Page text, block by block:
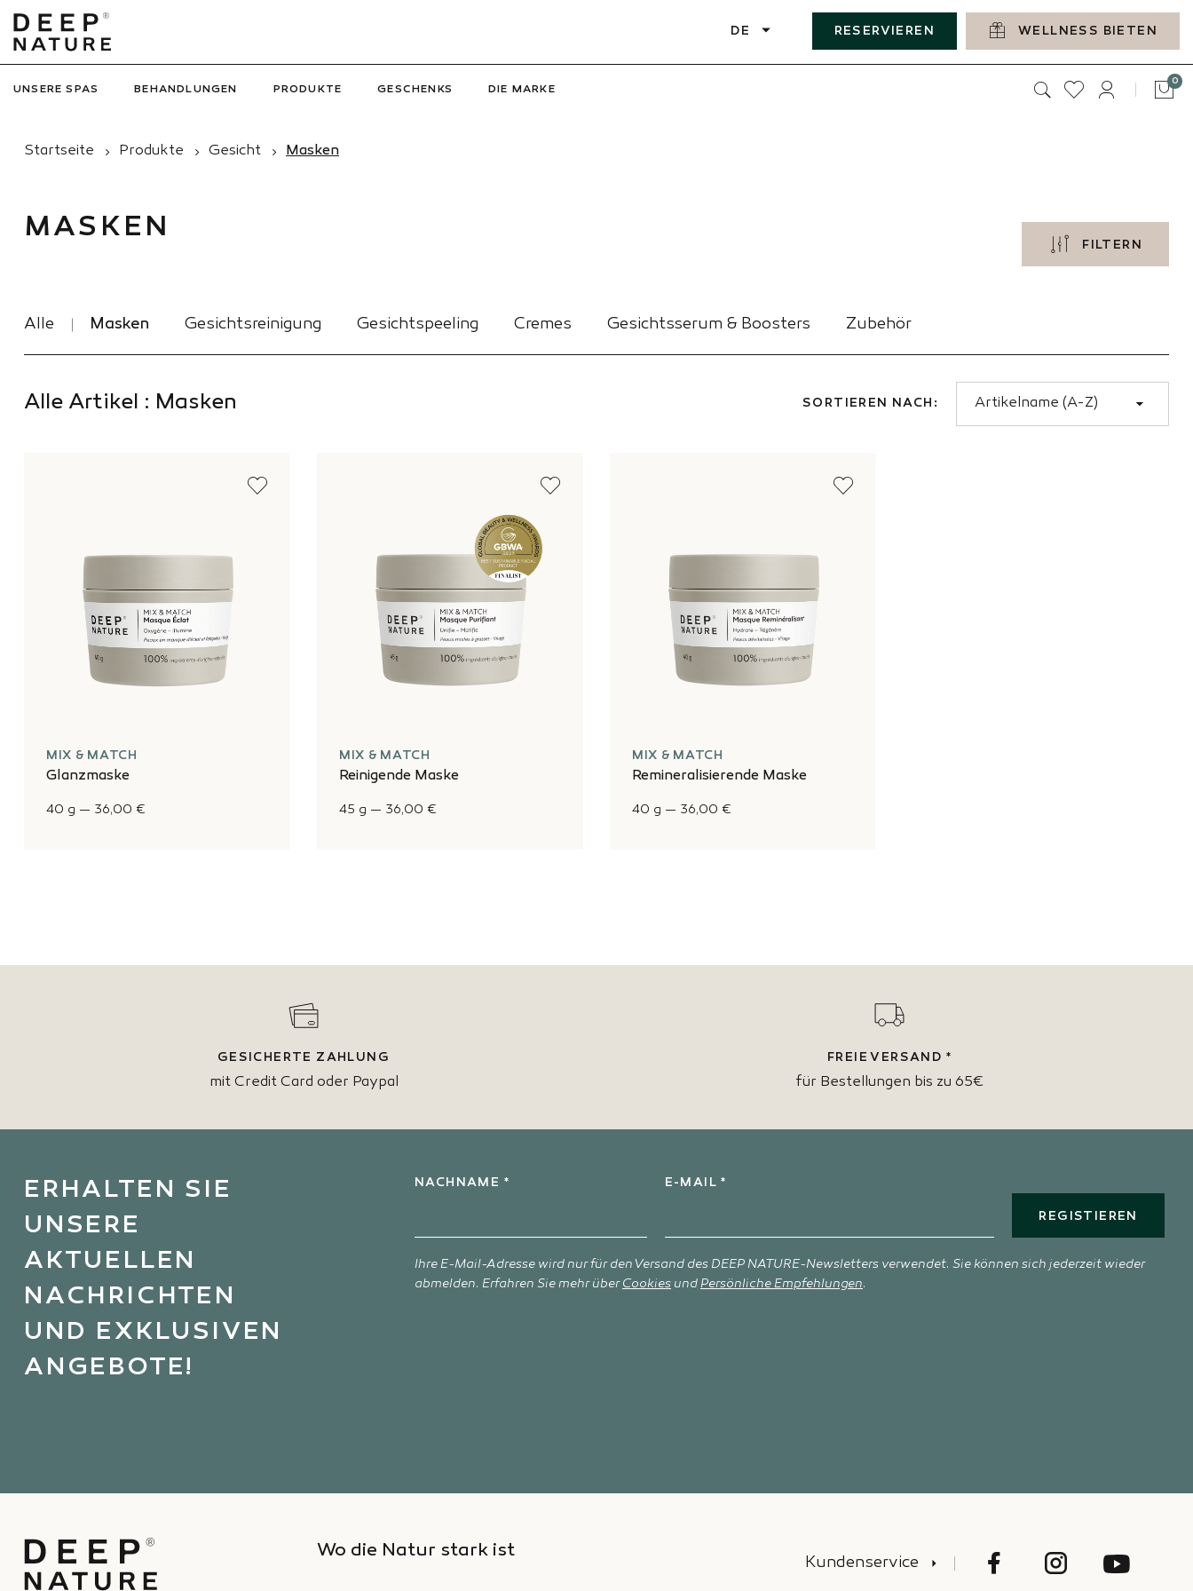
DE RESERVIEREN WELLNESS BIETEN
UNSERE SPAS BEHANDLUNGEN PRODUKTE GESCHENKS DIE MARKE
0
Startseite Produkte Gesicht Masken
MASKEN FILTERN
Alle Masken Gesichtsreinigung Gesichtspeeling Cremes Gesichtsserum & Boosters Zubehör
Alle Artikel : Masken SORTIEREN NACH
MIX & MATCH
Glanzmaske
40 g — 36,00 €
MIX & MATCH
Reinigende Maske
45 g — 36,00 €
MIX & MATCH
Remineralisierende Maske
40 g — 36,00 €
GESICHERTE ZAHLUNG
mit Credit Card oder Paypal
FREIE VERSAND *
für Bestellungen bis zu 65€
ERHALTEN SIE
UNSERE
AKTUELLEN
NACHRICHTEN
UND EXKLUSIVEN
ANGEBOTE!
NACHNAME * E-MAIL *
REGISTIEREN
Ihre E-Mail-Adresse wird nur für den Versand des DEEP NATURE-Newsletters verwendet. Sie können sich jederzeit wieder
abmelden. Erfahren Sie mehr überCookies und Persönliche Empfehlungen.
Wo die Natur stark ist
Kundenservice